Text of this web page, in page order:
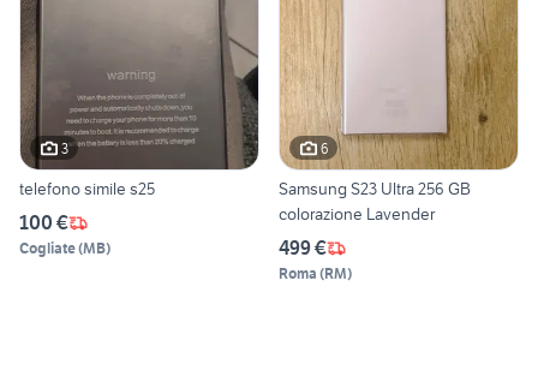
3
telefono simile s25
100 €
Cogliate(MB)
6
Samsung S23 Ultra 256 GB
colorazione Lavender
499 €
Roma (RM)